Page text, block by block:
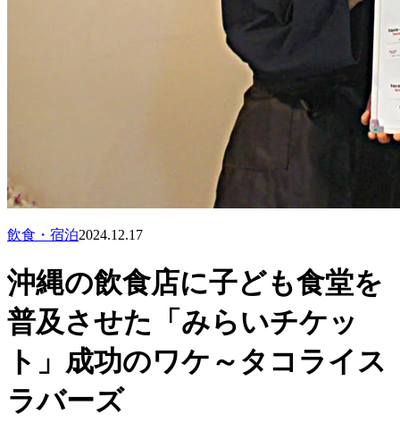
飲食・宿泊2024.12.17
沖縄の飲食店に子ども食堂を
普及させた「みらいチケッ
ト」成功のワケ～タコライス
ラバーズ